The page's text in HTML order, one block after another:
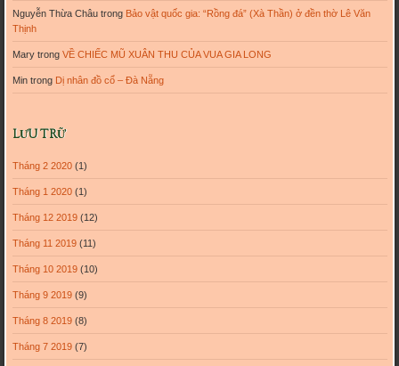
Nguyễn Thừa Châutrong Bảo vật quốc gia: “Rồng đá” (Xà Thần) ở đền thờ Lê Văn
Thịnh
Marytrong VỀ CHIẾC MŨ XUÂN THU CỦA VUA GIA LONG
Mintrong Dị nhân đồ cổ – Đà Nẵng
LƯU TRỮ
Tháng 2 2020(1)
Tháng 1 2020(1)
Tháng 12 2019(12)
Tháng 11 2019(11)
Tháng 10 2019(10)
Tháng 9 2019(9)
Tháng 8 2019(8)
Tháng 7 2019(7)